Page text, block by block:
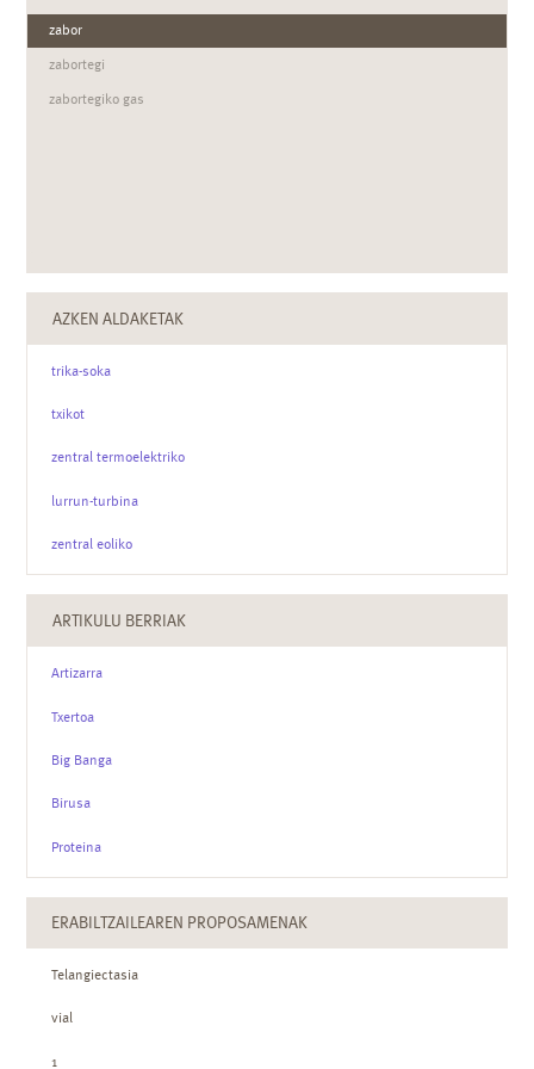
zabor
zabortegi
zabortegiko gas
AZKEN ALDAKETAK
trika-soka
txikot
zentral termoelektriko
lurrun-turbina
zentral eoliko
ARTIKULU BERRIAK
Artizarra
Txertoa
Big Banga
Birusa
Proteina
ERABILTZAILEAREN PROPOSAMENAK
Telangiectasia
vial
1